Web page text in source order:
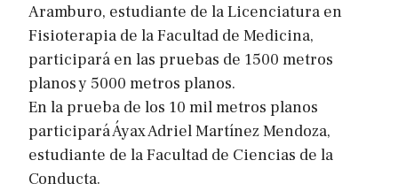
Aramburo, estudiante de la Licenciatura en
Fisioterapia de la Facultad de Medicina,
participará en las pruebas de 1500 metros
planos y 5000 metros planos.
En la prueba de los 10 mil metros planos
participará Áyax Adriel Martínez Mendoza,
estudiante de la Facultad de Ciencias de la
Conducta.